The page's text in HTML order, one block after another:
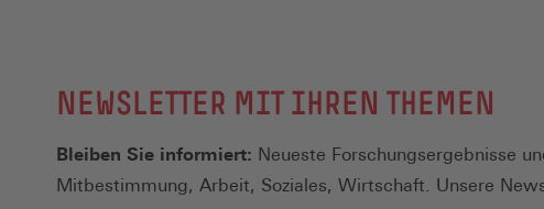
NEWSLETTER MIT IHREN THEMEN
Bleiben Sie informiert: Neueste Forschungsergebnisse
Mitbestimmung, Arbeit, Soziales, Wirtschaft. Unsere